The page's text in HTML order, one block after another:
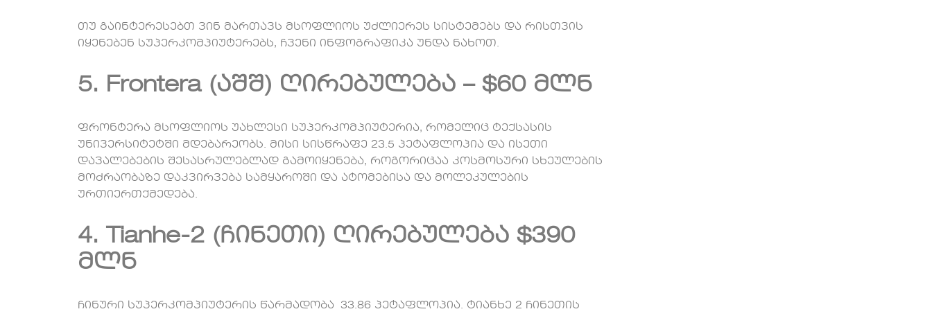
თუ გაინტერესებთ ვინ მართავს მსოფლიოს უძლიერეს სისტემებს და რისთვის
იყენებენ სუპერკომპიუტერებს, ჩვენი ინფოგრაფიკა უნდა ნახოთ.
5. Frontera (აშშ) ღირებულება – $60 მლნ
ფრონტერა მსოფლიოს უახლესი სუპერკომპიუტერია, რომელიც ტექსასის
უნივერსიტეტში მდებარეობს. მისი სისწრაფე 23.5 პეტაფლოპია და ისეთი
დავალებების შესასრულებლად გამოიყენება, როგორიცაა კოსმოსური სხეულების
მოძრაობაზე დაკვირვება სამყაროში და ატომებისა და მოლეკულების
ურთიერთქმედება.
4. Tianhe-2 (ჩინეთი) ღირებულება $390
მლნ
ჩინური სუპერკომპიუტერის წარმადობა 33.86 პეტაფლოპია. ტიანხე 2 ჩინეთის